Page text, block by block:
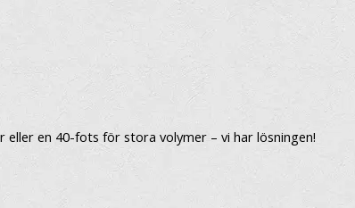
en 40-fots för stora volymer – vi har lösningen!